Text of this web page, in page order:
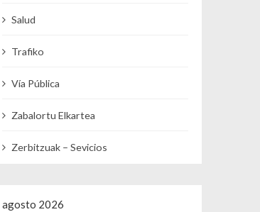
Salud
Trafiko
Vía Pública
Zabalortu Elkartea
Zerbitzuak – Sevicios
agosto 2026